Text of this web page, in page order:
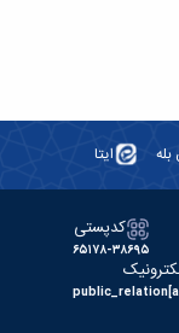
بله ایتا
کدپستی
۶۵۱۷۸-۳۸۶۹۵